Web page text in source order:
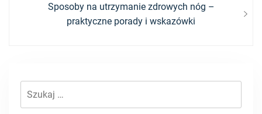
Next
post:
Sposoby na utrzymanie zdrowych nóg –
praktyczne porady i wskazówki
Szukaj: